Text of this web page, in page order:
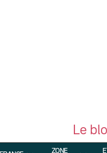
Le
ZONE